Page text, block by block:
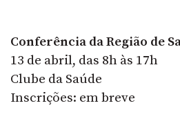
Conferência da Região de
13 de abril, das 8h às 17h
Clube da Saúde
Inscrições: em breve